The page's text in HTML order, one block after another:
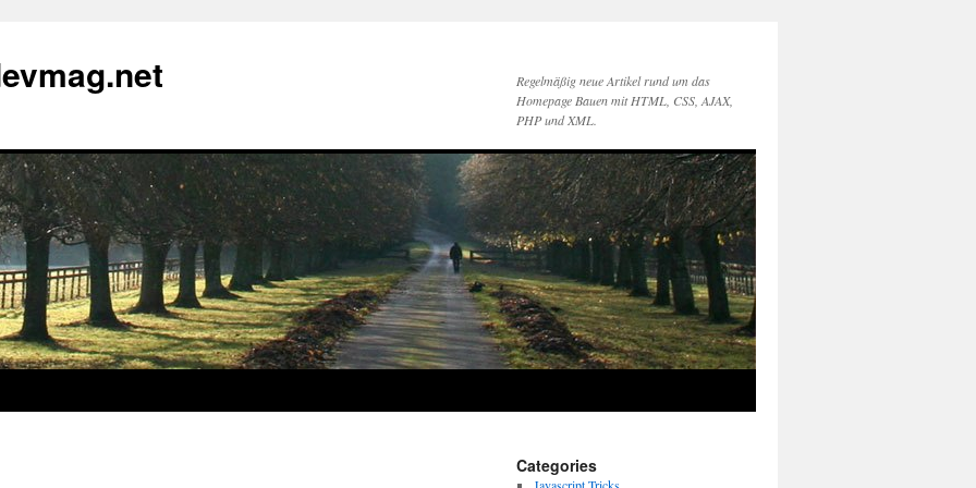
Regelmäßig neue Artikel rund um das
Homepage Bauen mit HTML, CSS, AJAX,
PHP und XML.
Categories